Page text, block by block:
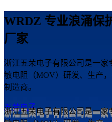
WRDZ 专业浪涌保
厂家
浙江五荣电子有限公司是一家
敏电阻（MOV）研发、生产
制造商。
五荣电子
浙江五荣电子有限公司是一家